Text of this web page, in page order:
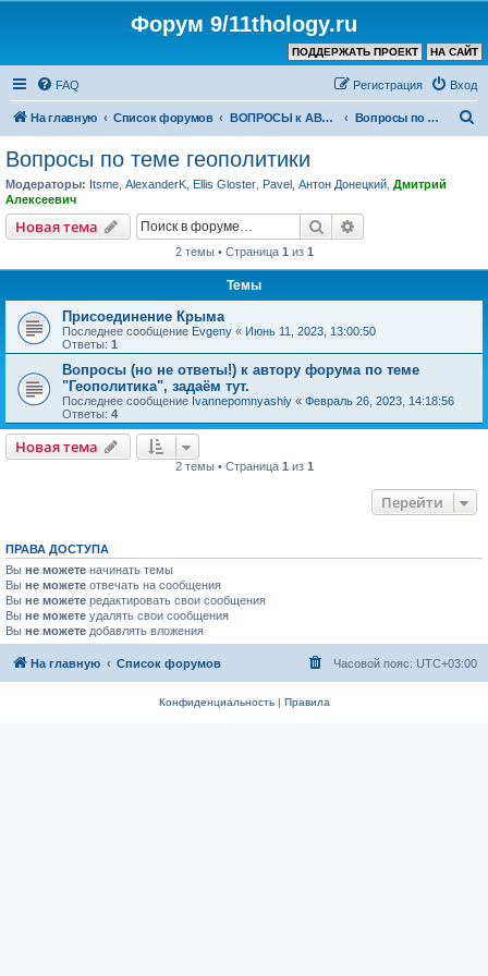
Форум 9/11thology.ru
НА САЙТ
ПОДДЕРЖАТЬ ПРОЕКТ
FAQ Вход
Регистрация
На главную Список форумов ВОПРОСЫ к АВТОРУ КАНАЛА и ХОЗЯИНУ ФОРУМА Вопросы по теме геополитики
Вопросы по теме геополитики
Модераторы: Itsme AlexanderK Ellis Gloster Pavel Антон Донецкий Дмитрий
Алексеевич
Новая тема Поиск
2 темы • Страница 1 из 1
Темы
Присоединение Крыма
Последнее сообщение Evgeny « Июнь 11, 2023, 13:00:50
Ответы: 1
Вопросы (но не ответы!) к автору форума по теме
"Геополитика", задаём тут.
Последнее сообщение Ivannepomnyashiy « Февраль 26, 2023, 14:18:56
Ответы: 4
Новая тема
2 темы • Страница 1 из 1
Перейти
ПРАВА ДОСТУПА
Вы не можете начинать темы
Вы не можете отвечать на сообщения
Вы не можете редактировать свои сообщения
Вы не можете удалять свои сообщения
Вы не можете добавлять вложения
На главную Список форумов Часовой пояс: UTC+03:00
Конфиденциальность| Правила